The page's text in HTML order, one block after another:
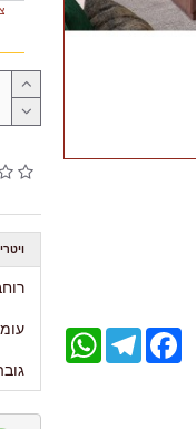
WhatsAppTelegramFacebook